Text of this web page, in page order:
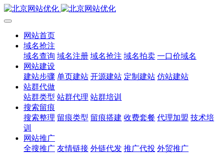
网站首页
域名抢注
域名查询 域名注册 域名抢注 域名拍卖 一口价域名
网站建设
建站步骤 单页建站 开源建站 定制建站 仿站建站
站群代做
站群类型 站群代理 站群培训
搜索留痕
搜索整理 留痕类型 留痕搭建 收费套餐 代理加盟 技术培
训
网站推广
全搜推广 友情链接 外链代发 推广代投 外贸推广